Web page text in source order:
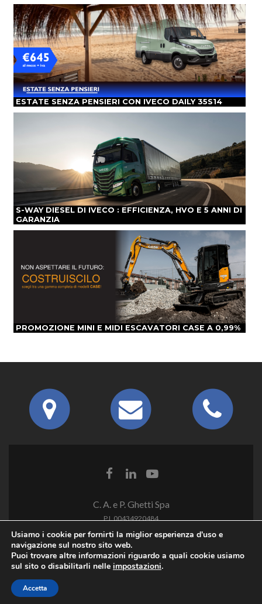
ESTATE SENZA PENSIERI CON IVECO DAILY 35S14
S-WAY DIESEL DI IVECO : EFFICIENZA, HVO E 5 ANNI DI
GARANZIA
PROMOZIONE MINI E MIDI ESCAVATORI CASE A 0,99%
C. A. e P. Ghetti Spa
P.I. 00434920484
Usiamo i cookie per fornirti la miglior esperienza d'uso e
navigazione sul nostro sito web.
Puoi trovare altre informazioni riguardo a quali cookie usiamo
sul sito o disabilitarli nelle impostazioni.
Accetta